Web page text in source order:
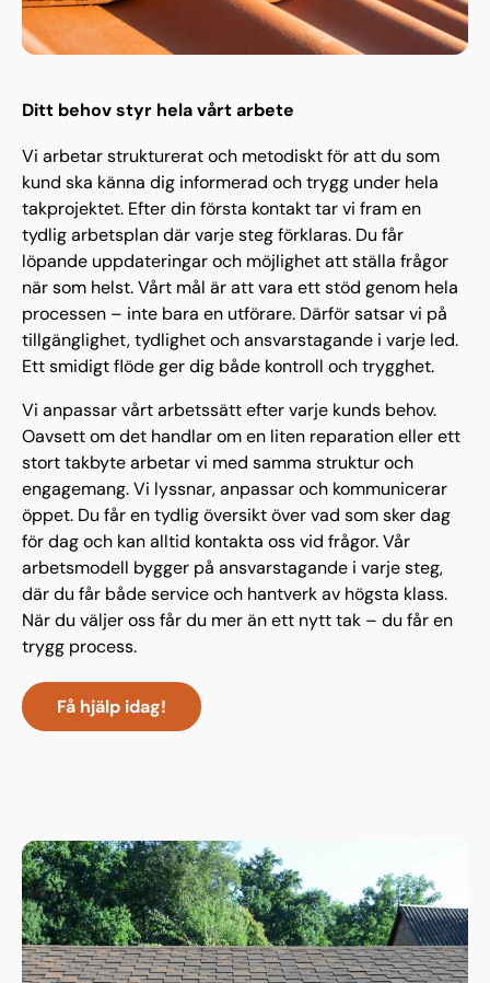
Ditt behov styr hela vårt arbete
Vi arbetar strukturerat och metodiskt för att du som
kund ska känna dig informerad och trygg under hela
takprojektet. Efter din första kontakt tar vi fram en
tydlig arbetsplan där varje steg förklaras. Du får
löpande uppdateringar och möjlighet att ställa frågor
när som helst. Vårt mål är att vara ett stöd genom hela
processen – inte bara en utförare. Därför satsar vi på
tillgänglighet, tydlighet och ansvarstagande i varje led.
Ett smidigt flöde ger dig både kontroll och trygghet.
Vi anpassar vårt arbetssätt efter varje kunds behov.
Oavsett om det handlar om en liten reparation eller ett
stort takbyte arbetar vi med samma struktur och
engagemang. Vi lyssnar, anpassar och kommunicerar
öppet. Du får en tydlig översikt över vad som sker dag
för dag och kan alltid kontakta oss vid frågor. Vår
arbetsmodell bygger på ansvarstagande i varje steg,
där du får både service och hantverk av högsta klass.
När du väljer oss får du mer än ett nytt tak – du får en
trygg process.
Få hjälp idag!